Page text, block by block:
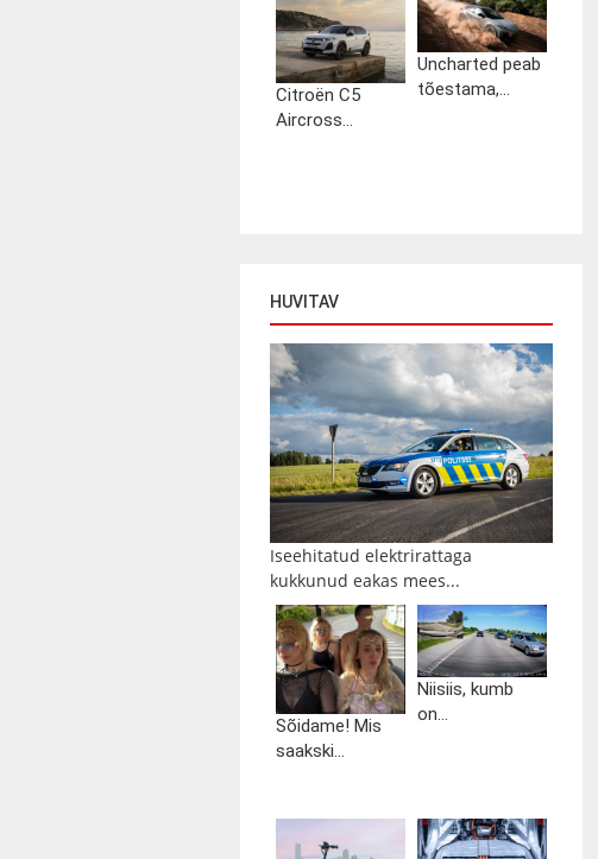
Citroën C5
Aircross...
Uncharted peab
tõestama,...
HUVITAV
Iseehitatud elektrirattaga
kukkunud eakas mees...
Sõidame! Mis
saakski...
Niisiis, kumb
on...